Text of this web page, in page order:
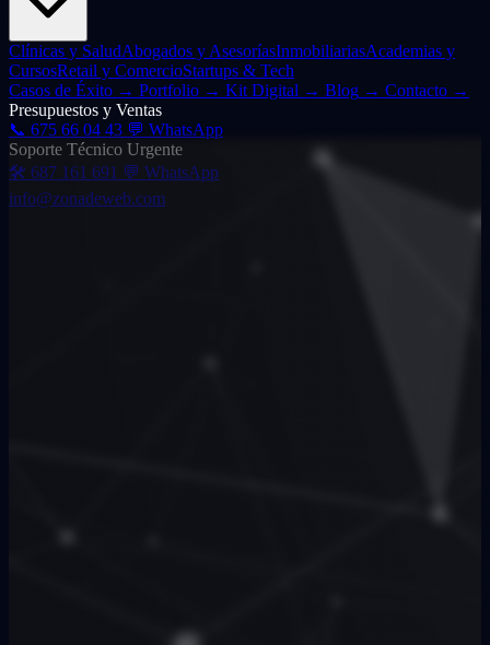
Clínicas y SaludAbogados y AsesoríasInmobiliariasAcademias y
CursosRetail y ComercioStartups & Tech
Casos de Éxito → Portfolio → Kit Digital → Blog → Contacto →
Presupuestos y Ventas
📞 675 66 04 43 💬 WhatsApp
Soporte Técnico Urgente
🛠️ 687 161 691 💬 WhatsApp
info@zonadeweb.com